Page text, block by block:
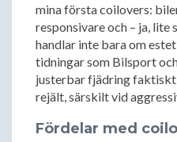
mina första coilovers:
responsivare och – ja, lite
handlar inte bara om
tidningar som Bilsport
justerbar fjädring
rejält, särskilt vid
Fördelar med